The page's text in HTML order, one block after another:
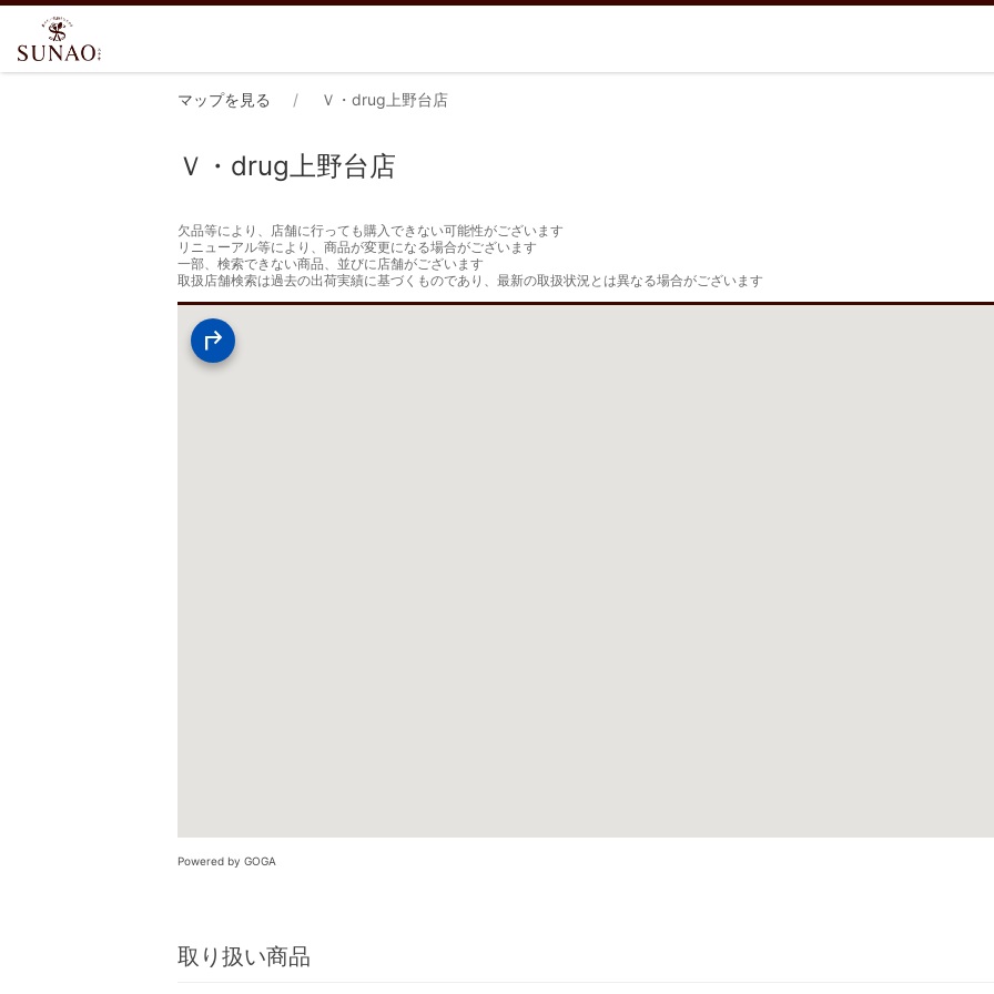
マップを見る Ｖ・drug上野台店
Ｖ・drug上野台店
欠品等により、店舗に行っても購入できない可能性がございます
リニューアル等により、商品が変更になる場合がございます
一部、検索できない商品、並びに店舗がございます
取扱店舗検索は過去の出荷実績に基づくものであり、最新の取扱状況とは異なる場合がございます
Powered by GOGA
取り扱い商品